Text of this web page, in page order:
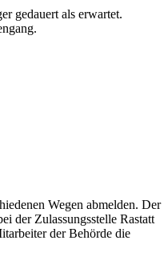
gedauert als erwartet.
Wegen abmelden. Der
der Zulassungsstelle Rastatt
der Behörde die